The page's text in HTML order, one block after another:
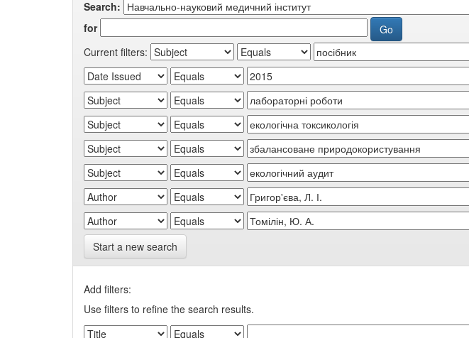
Search:
for
Current filters:
Start a new search
Add filters:
Use filters to refine the search results.